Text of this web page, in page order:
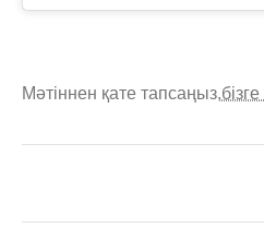
Мәтіннен қате тапсаңыз,